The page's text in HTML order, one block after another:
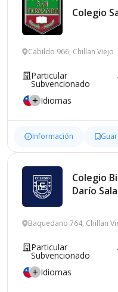
Colegio
Cabildo 966, Chillan Viejo
Particular
Subvencionado
Idiomas
Información
Colegio
Darío
Baquedano 764, Chillan
Particular
Subvencionado
Idiomas